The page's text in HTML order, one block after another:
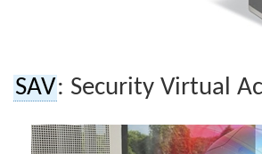
SAV: Security Virtual